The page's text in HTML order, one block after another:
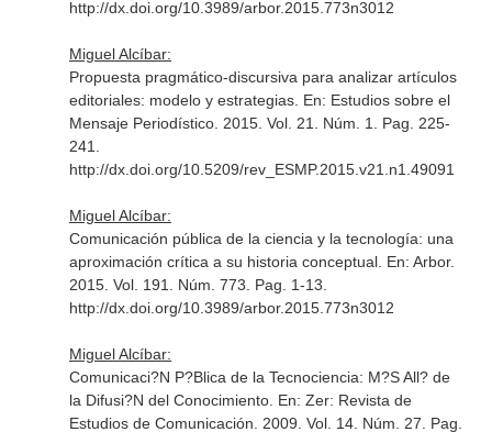
http://dx.doi.org/10.3989/arbor.2015.773n3012
Miguel Alcíbar:
Propuesta pragmático-­discursiva para analizar artículos
editoriales: modelo y estrategias. En: Estudios sobre el
Mensaje Periodístico. 2015. Vol. 21. Núm. 1. Pag. 225-
241.
http://dx.doi.org/10.5209/rev_ESMP.2015.v21.n1.49091
Miguel Alcíbar:
Comunicación pública de la ciencia y la tecnología: una
aproximación crítica a su historia conceptual. En: Arbor.
2015. Vol. 191. Núm. 773. Pag. 1-13.
http://dx.doi.org/10.3989/arbor.2015.773n3012
Miguel Alcíbar:
Comunicaci?N P?Blica de la Tecnociencia: M?S All? de
la Difusi?N del Conocimiento. En: Zer: Revista de
Estudios de Comunicación . 2009. Vol. 14. Núm. 27. Pag.